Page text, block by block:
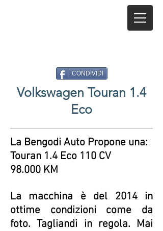
CONDIVIDI
Volkswagen Touran 1.4
Eco
La Bengodi Auto Propone una:
Touran 1.4 Eco 110 CV
98.000 KM
La macchina è del 2014 in
ottime condizioni come da
foto. Tagliandi in regola. Mai